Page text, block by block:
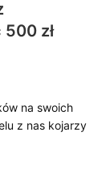
zł
na swoich
z nas kojarzy